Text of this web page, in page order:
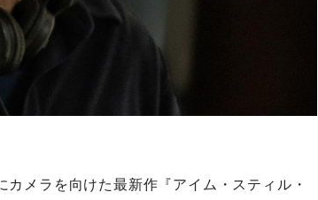
メラを向けた最新作『アイム・スティル・